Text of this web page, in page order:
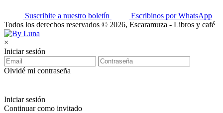
Suscribite a nuestro boletín
Escribinos por WhatsApp
Todos los derechos reservados © 2026, Escaramuza - Libros y café
×
Iniciar sesión
Olvidé mi contraseña
Iniciar sesión
Continuar como invitado